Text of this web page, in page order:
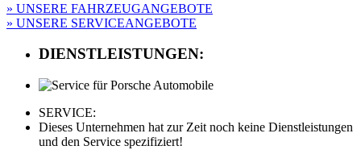
» UNSERE FAHRZEUGANGEBOTE
» UNSERE SERVICEANGEBOTE
DIENSTLEISTUNGEN:
SERVICE:
Dieses Unternehmen hat zur Zeit noch keine Dienstleistungen
und den Service spezifiziert!